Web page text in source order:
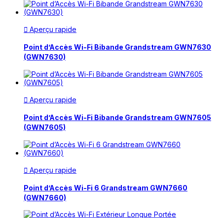
 Aperçu rapide
Point d’Accès Wi-Fi Bibande Grandstream GWN7630
(GWN7630)
 Aperçu rapide
Point d’Accès Wi-Fi Bibande Grandstream GWN7605
(GWN7605)
 Aperçu rapide
Point d’Accès Wi-Fi 6 Grandstream GWN7660
(GWN7660)